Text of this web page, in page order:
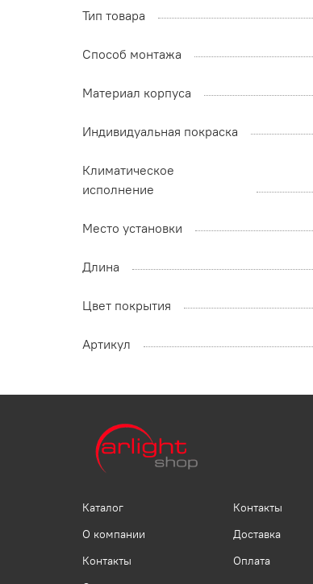
Тип товара
Способ монтажа
Материал корпуса
Индивидуальная покраска
Климатическое
исполнение
Место установки
Длина
Цвет покрытия
Артикул
Каталог
О компании
Контакты
Контакты
Доставка
Оплата